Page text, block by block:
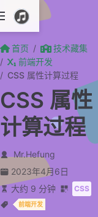
首页
技术藏集
前端开发
CSS 属性计算过程
CSS 属性
计算过程
Mr.Hefung
2023年4月6日
大约 9 分钟
CSS
前端开发